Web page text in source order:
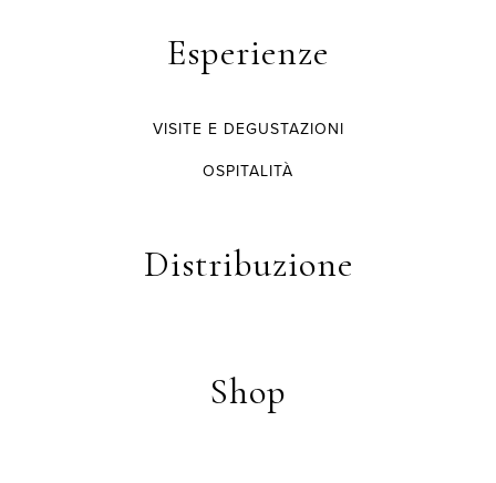
Esperienze
VISITE E DEGUSTAZIONI
OSPITALITÀ
Distribuzione
Shop